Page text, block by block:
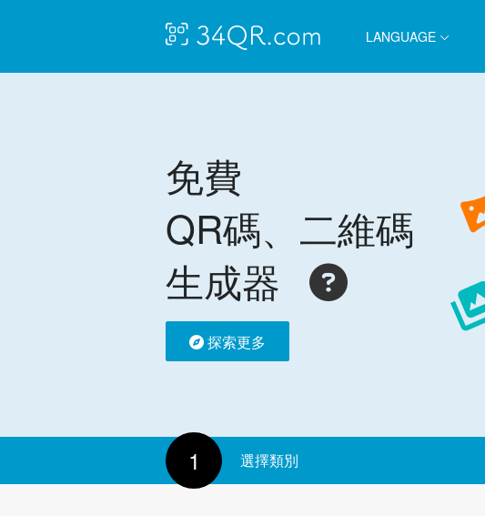
LANGUAGE
免費
QR碼、二維碼
生成器
探索更多
1 選擇類別